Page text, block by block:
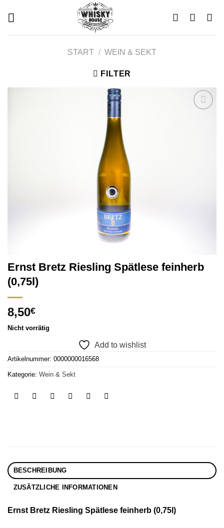
START / WEIN & SEKT
FILTER
Ernst Bretz Riesling Spätlese feinherb
(0,75l)
8,50€
Nicht vorrätig
Add to wishlist
Artikelnummer: 0000000016568
Kategorie: Wein & Sekt
BESCHREIBUNG
ZUSÄTZLICHE INFORMATIONEN
Ernst Bretz Riesling Spätlese feinherb (0,75l)